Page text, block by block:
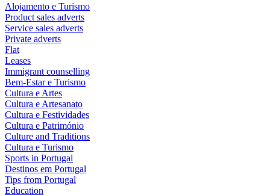
Alojamento e Turismo
Product sales adverts
Service sales adverts
Private adverts
Flat
Leases
Immigrant counselling
Bem-Estar e Turismo
Cultura e Artes
Cultura e Artesanato
Cultura e Festividades
Cultura e Património
Culture and Traditions
Cultura e Turismo
Sports in Portugal
Destinos em Portugal
Tips from Portugal
Education